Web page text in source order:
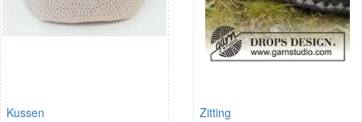
Kussen Zitting